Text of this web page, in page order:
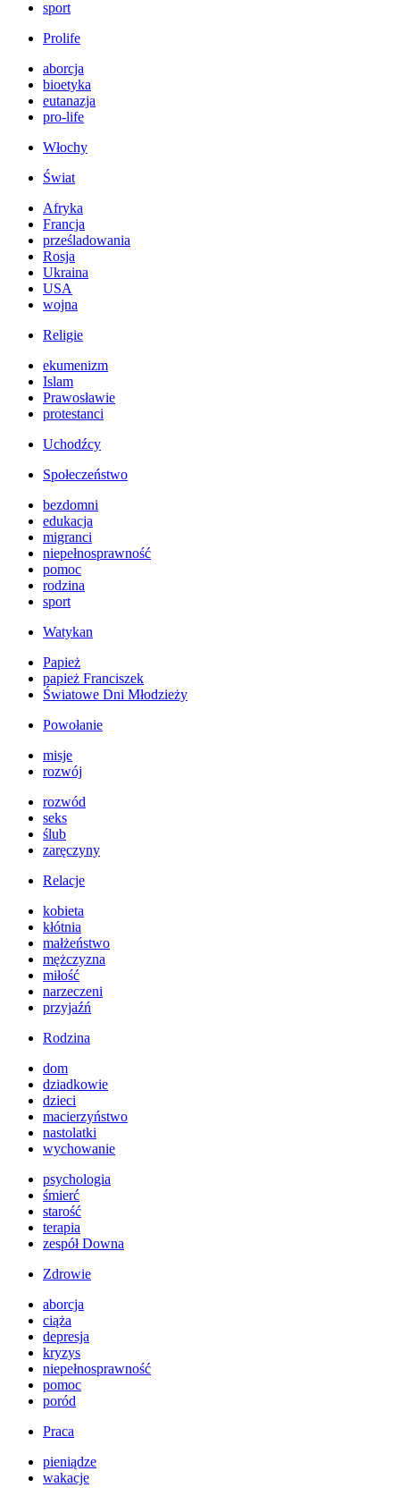
sport
Prolife
aborcja
bioetyka
eutanazja
pro-life
Włochy
Świat
Afryka
Francja
prześladowania
Rosja
Ukraina
USA
wojna
Religie
ekumenizm
Islam
Prawosławie
protestanci
Uchodźcy
Społeczeństwo
bezdomni
edukacja
migranci
niepełnosprawność
pomoc
rodzina
sport
Watykan
Papież
papież Franciszek
Światowe Dni Młodzieży
Powołanie
misje
rozwój
rozwód
seks
ślub
zaręczyny
Relacje
kobieta
kłótnia
małżeństwo
mężczyzna
miłość
narzeczeni
przyjaźń
Rodzina
dom
dziadkowie
dzieci
macierzyństwo
nastolatki
wychowanie
psychologia
śmierć
starość
terapia
zespół Downa
Zdrowie
aborcja
ciąża
depresja
kryzys
niepełnosprawność
pomoc
poród
Praca
pieniądze
wakacje